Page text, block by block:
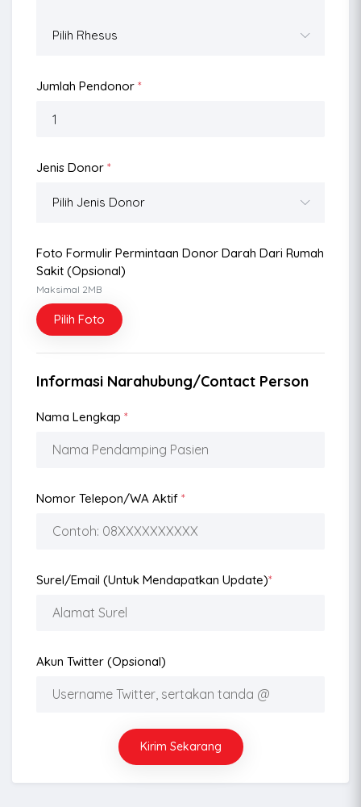
Jumlah Pendonor *
Jenis Donor *
Foto Formulir Permintaan Donor Darah Dari Rumah
Sakit (opsional)
Maksimal 2MB
Pilih Foto
Informasi Narahubung/Contact Person
Nama Lengkap *
Nomor Telepon/WA Aktif *
Surel/Email (Untuk Mendapatkan Update)*
Akun Twitter (opsional)
Kirim Sekarang